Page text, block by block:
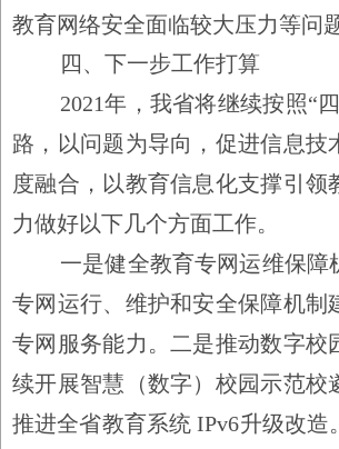
教育网络安全面临较大压力等问题
四、下一步工作打算
2021年，我省将继续按照“
路，以问题为导向，促进信息技
度融合，以教育信息化支撑引领
力做好以下几个方面工作。
一是健全教育专网运维保障
专网运行、维护和安全保障机制
专网服务能力。二是推动数字校
续开展智慧（数字）校园示范校
推进全省教育系统 IPv6升级改造